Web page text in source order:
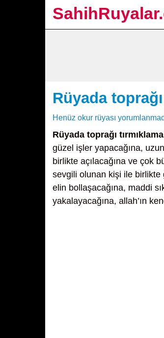
Rüyada
Henüz okur rüyası
Rüyada toprağı
güzel işler yapacağına,
birlikte açılacağına ve çok
sevgili olunan kişi ile birlikte
elin bollaşacağına, maddi
yakalayacağına, allah’ın